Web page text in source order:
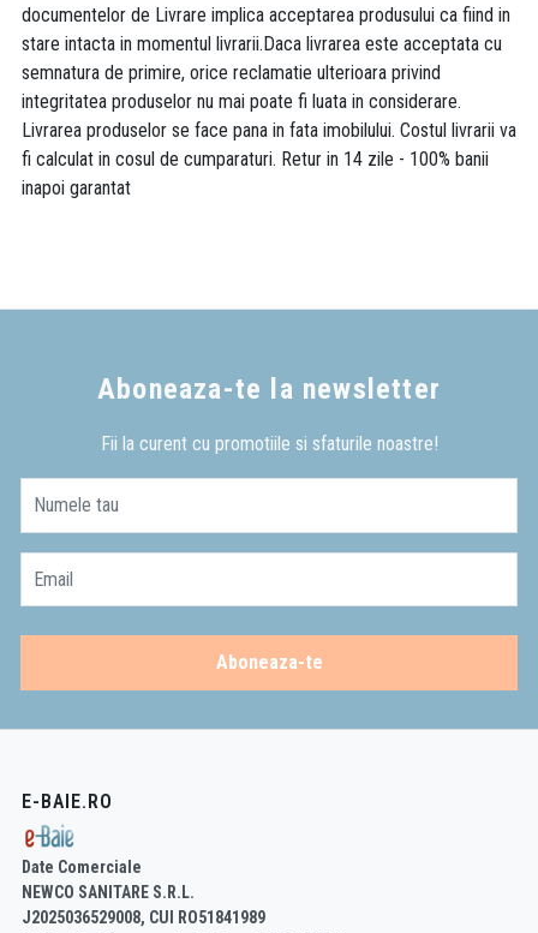
documentelor de Livrare implica acceptarea produsului ca fiind in
stare intacta in momentul livrarii.Daca livrarea este acceptata cu
semnatura de primire, orice reclamatie ulterioara privind
integritatea produselor nu mai poate fi luata in considerare.
Livrarea produselor se face pana in fata imobilului. Costul livrarii va
fi calculat in cosul de cumparaturi. Retur in 14 zile - 100% banii
inapoi garantat
Aboneaza-te la newsletter
Fii la curent cu promotiile si sfaturile noastre!
Numele tau
Email
Aboneaza-te
E-BAIE.RO
Date Comerciale
NEWCO SANITARE S.R.L.
J2025036529008, CUI RO51841989